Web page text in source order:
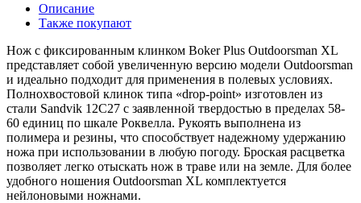
Описание
Также покупают
Нож с фиксированным клинком Boker Plus Outdoorsman XL
представляет собой увеличенную версию модели Outdoorsman
и идеально подходит для применения в полевых условиях.
Полнохвостовой клинок типа «drop-point» изготовлен из
стали Sandvik 12C27 с заявленной твердостью в пределах 58-
60 единиц по шкале Роквелла. Рукоять выполнена из
полимера и резины, что способствует надежному удержанию
ножа при использовании в любую погоду. Броская расцветка
позволяет легко отыскать нож в траве или на земле. Для более
удобного ношения Outdoorsman XL комплектуется
нейлоновыми ножнами.